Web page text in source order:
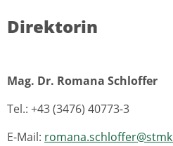
Direktorin
Mag. Dr. Romana Schloffer
Tel.: +43 (3476) 40773-3
E-Mail: